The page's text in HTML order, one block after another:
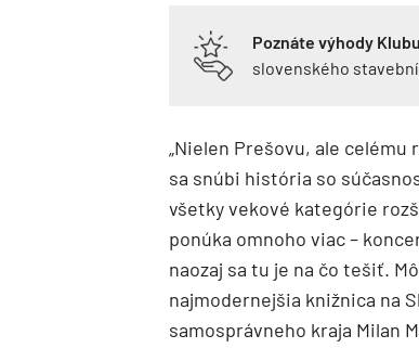
Poznáte výhody
slovenského
„Nielen Prešovu, ale
sa snúbi história so
všetky vekové kategórie
ponúka omnoho viac –
naozaj sa tu je na čo tešiť.
najmodernejšia knižnica na
samosprávneho kraja Milan